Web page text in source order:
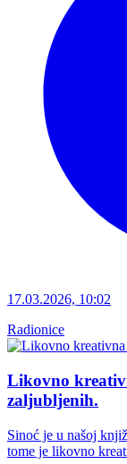
17.03.2026, 10:02
Radionice
Likovno
zaljubljenih.
Sinoć je u našoj
tome je likovno